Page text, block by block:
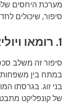
מערכת היחסים
סיפור, שיכולים
1. רומאו ויוליאטה
סיפור זה משלב
במתח בין
בני זוג. בגרסתו
של קונפליקט